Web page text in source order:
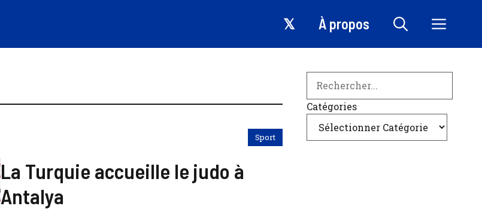
𝕏 À propos
Sport
La Turquie accueille le judo à
Antalya
Catégories